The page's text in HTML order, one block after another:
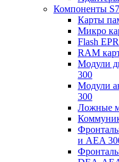
Компоненты S7
Карты
Микро
Flash
RAM
Модули
300
Модули
300
Ложные
и AEA